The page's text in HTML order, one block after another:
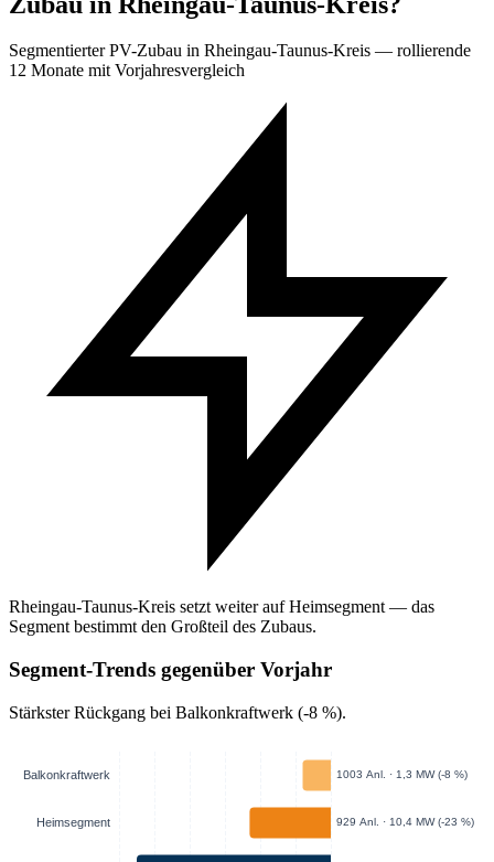
Segmentierter PV-Zubau in Rheingau-Taunus-Kreis — rollierende
12 Monate mit Vorjahresvergleich
Rheingau-Taunus-Kreis setzt weiter auf Heimsegment — das
Segment bestimmt den Großteil des Zubaus.
Segment-Trends gegenüber Vorjahr
Stärkster Rückgang bei Balkonkraftwerk (-8 %).